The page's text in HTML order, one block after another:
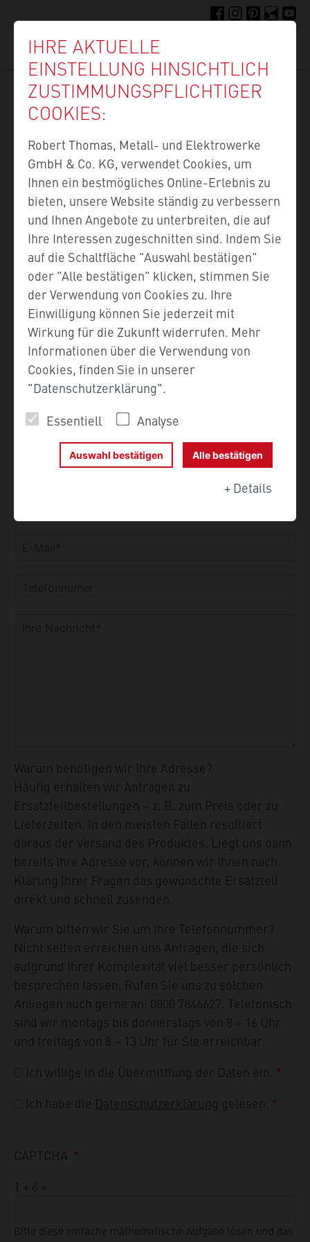
zum
FACEBOOK
INSTAGRAM
PINTEREST
FELLIGE
KONTAKT
Willkommen bei THOMAS. Wie können wir Ihnen
helfen?
Um Ihnen den bestmöglichen Service zu bieten,
bitten wir Sie im Kontaktformular um einige
personenbezogene Angaben. Pflichtfelder haben
wir mit einem Sternchen (*) gekennzeichnet. Ihre
personenbezogenen Daten nutzen wir gemäß
unserer Datenschutzerklärung primär, um Ihre
Kontaktanfrage zu beantworten.
Bitte achten Sie auf die korrekte Eingabe Ihrer E-
Mail-Adresse.
Warum benötigen wir Ihre Adresse?
Häufig erhalten wir Anfragen zu
Ersatzteilbestellungen – z. B. zum Preis oder zu
Lieferzeiten. In den meisten Fällen resultiert
daraus der Versand des Produktes. Liegt uns dann
bereits Ihre Adresse vor, können wir Ihnen nach
Klärung Ihrer Fragen das gewünschte Ersatzteil
direkt und schnell zusenden.
Warum bitten wir Sie um Ihre Telefonnummer?
Nicht selten erreichen uns Anfragen, die sich
aufgrund Ihrer Komplexität viel besser persönlich
besprechen lassen. Rufen Sie uns zu solchen
Anliegen auch gerne an: 0800 7846627. Telefonisch
sind wir montags bis donnerstags von 8 – 16 Uhr
und freitags von 8 – 13 Uhr für Sie erreichbar.
Ich willige in die Übermittlung der Daten ein.
Ich habe die Datenschutzerklärung gelesen.
CAPTCHA
1 + 6 =
Bitte diese einfache mathematische Aufgabe lösen und das
IHRE AKTUELLE
EINSTELLUNG HINSICHTLICH
ZUSTIMMUNGS­PFLICHTIGER
COOKIES:
Robert Thomas, Metall- und Elektrowerke
GmbH & Co. KG, verwendet Cookies, um
Ihnen ein bestmögliches Online-Erlebnis zu
bieten, unsere Website ständig zu verbessern
und Ihnen Angebote zu unterbreiten, die auf
Ihre Interessen zugeschnitten sind. Indem Sie
auf die Schaltfläche "Auswahl bestätigen"
oder "Alle bestätigen" klicken, stimmen Sie
der Verwendung von Cookies zu. Ihre
Einwilligung können Sie jederzeit mit
Wirkung für die Zukunft widerrufen. Mehr
Informationen über die Verwendung von
Cookies, finden Sie in unserer
"Datenschutzerklärung".
Essentiell
Analyse
Auswahl bestätigen Alle bestätigen
+ Details